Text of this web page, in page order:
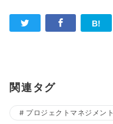
関連タグ
プロジェクトマネジメント